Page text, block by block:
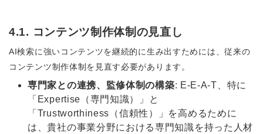
4.1. コンテンツ制作体制の見直し
AI検索に強いコンテンツを継続的に生み出すためには、従来の
コンテンツ制作体制を見直す必要があります。
専門家との連携、監修体制の構築: E-E-A-T、特に
「Expertise（専門知識）」と
「Trustworthiness（信頼性）」を高めるために
は、貴社の事業分野における専門知識を持った人材